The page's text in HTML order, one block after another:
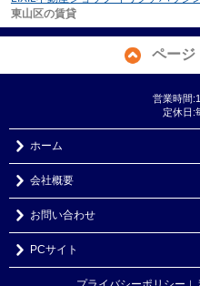
東山区の賃貸
ページ
営業時間
定休日:
ホーム
会社概要
お問い合わせ
PCサイト